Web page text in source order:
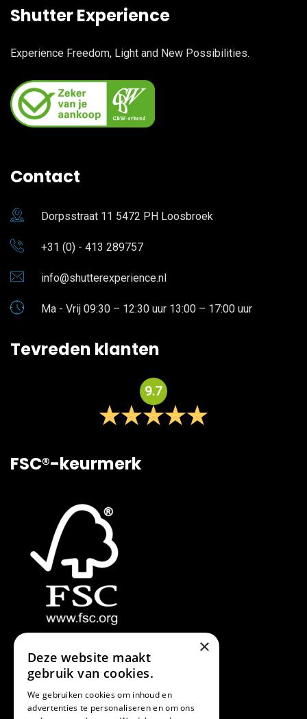
Shutter Experience
Experience Freedom, Light and New Possibilities.
Contact
Dorpsstraat 11 5472 PH Loosbroek
+31 (0) - 413 289757
info@shutterexperience.nl
Ma - Vrij 09:30 – 12:30 uur 13:00 – 17:00 uur
Tevreden klanten
9.7
FSC®-keurmerk
×
Deze website maakt
gebruik van cookies.
We gebruiken cookies om inhoud en
advertenties te personaliseren en om ons